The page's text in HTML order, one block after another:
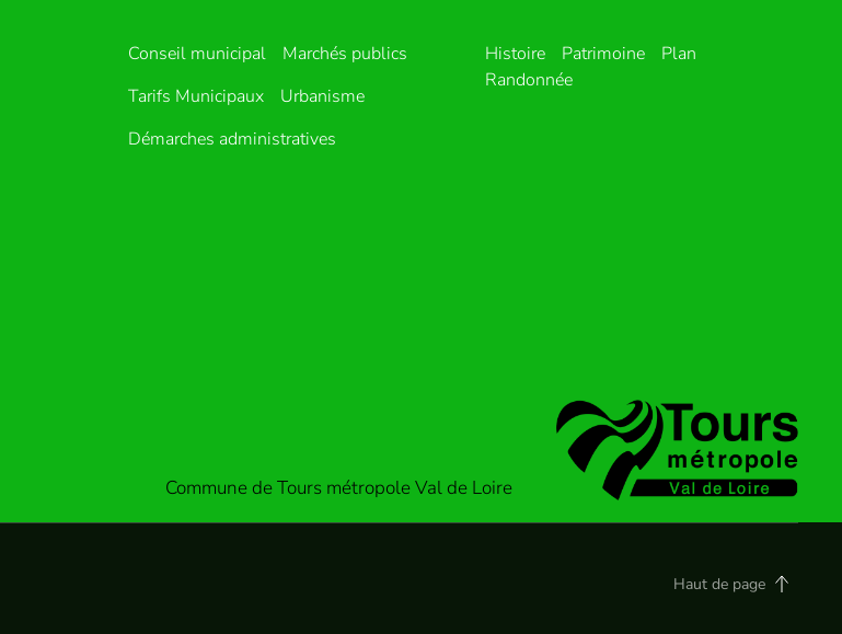
Conseil municipal
Marchés publics
Tarifs Municipaux
Urbanisme
Démarches administratives
Histoire Patrimoine
Plan
Randonnée
Commune de Tours métropole Val de Loire
Haut de page